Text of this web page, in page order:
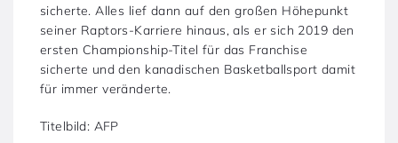
sicherte. Alles lief dann auf den großen Höhepunkt
seiner Raptors-Karriere hinaus, als er sich 2019 den
ersten Championship-Titel für das Franchise
sicherte und den kanadischen Basketballsport damit
für immer veränderte.
Titelbild: AFP